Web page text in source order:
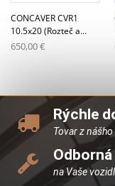
CONCAVER CVR1
10.5x20 (Rozteč a...
650,00 €
Rýchle
Tovar z
na Vaše